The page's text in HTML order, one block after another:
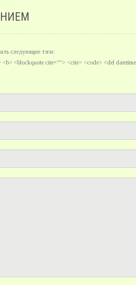
следующие тэги:
<blockquote cite=""> <cite> <code> <del